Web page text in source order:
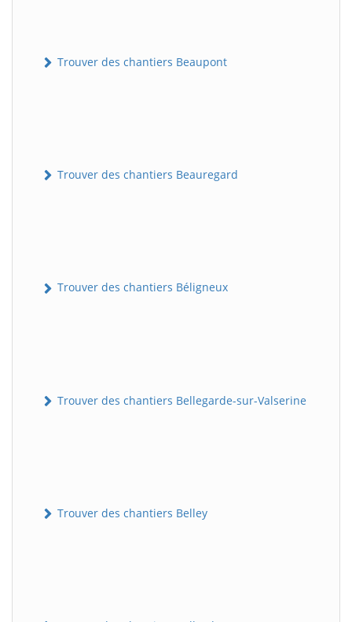
Trouver des chantiers Beaupont
Trouver des chantiers Beauregard
Trouver des chantiers Béligneux
Trouver des chantiers Bellegarde-sur-Valserine
Trouver des chantiers Belley